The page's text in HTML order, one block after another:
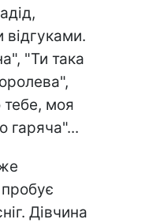
відгуками.
"Ти така
моя
гаряча"...
Дівчина